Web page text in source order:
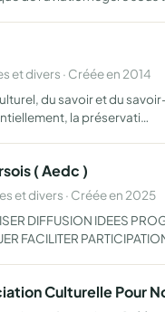
et divers · Créée en 2014
du savoir et du
la préservati…
( Aedc )
et divers · Créée en 2025
DIFFUSION IDEES
FACILITER
Culturelle Pour